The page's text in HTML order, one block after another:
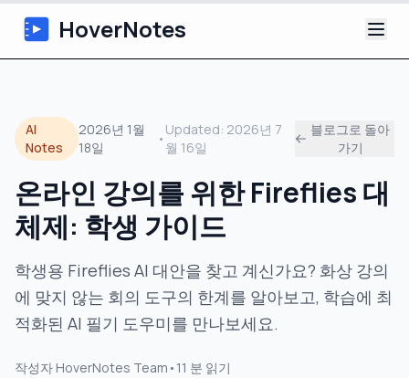
HoverNotes
Extension
AI 영상 노트
튜토리얼
소개
블로그
AI
Notes
2026년 1월
18일
•
Updated: 2026년 7
월 16일
블로그로 돌아
가기
온라인 강의를 위한 Fireflies 대
체제: 학생 가이드
학생용 Fireflies AI 대안을 찾고 계신가요? 화상 강의
에 맞지 않는 회의 도구의 한계를 알아보고, 학습에 최
적화된 AI 필기 도우미를 만나보세요.
작성자 HoverNotes Team • 11 분 읽기